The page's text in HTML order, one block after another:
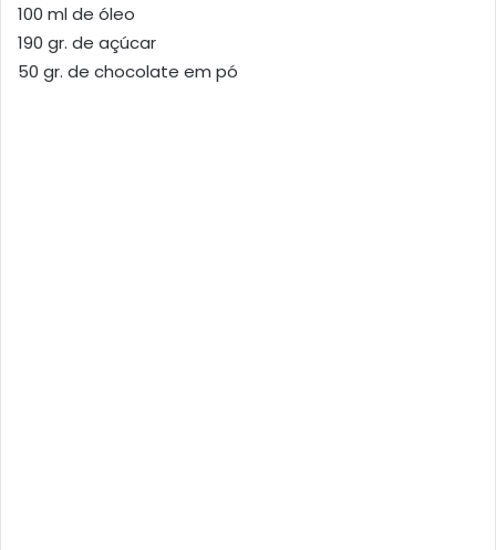
100 ml de óleo
190 gr. de açúcar
50 gr. de chocolate em pó